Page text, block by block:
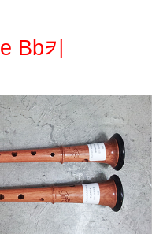
Bb키